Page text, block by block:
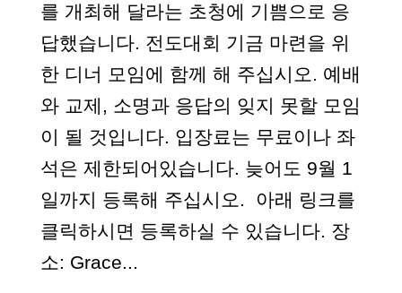
를 개최해 달라는 초청에 기쁨으로 응
답했습니다. 전도대회 기금 마련을 위
한 디너 모임에 함께 해 주십시오. 예배
와 교제, 소명과 응답의 잊지 못할 모임
이 될 것입니다. 입장료는 무료이나 좌
석은 제한되어있습니다. 늦어도 9월 1
일까지 등록해 주십시오. 아래 링크를
클릭하시면 등록하실 수 있습니다. 장
소: Grace...